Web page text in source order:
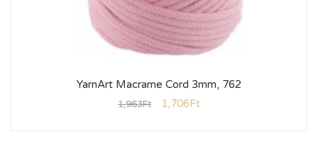
YarnArt Macrame Cord 3mm, 762
1,963Ft 1,706Ft